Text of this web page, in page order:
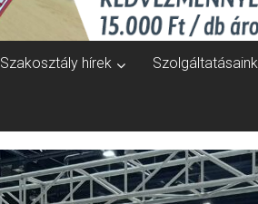
Szakosztály hírek Szolgáltatásaink